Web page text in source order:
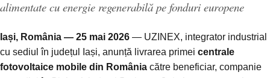
alimentate cu energie regenerabilă pe fonduri europene
Iași, România — 25 mai 2026 — UZINEX, integrator industrial
cu sediul în județul Iași, anunță livrarea primei centrale
fotovoltaice mobile din România către beneficiar, companie